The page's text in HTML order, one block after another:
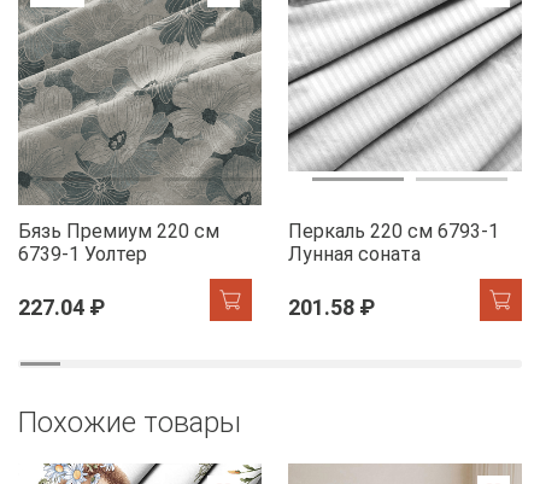
Бязь Премиум 220 см
6739-1 Уолтер
227.04 ₽
Перкаль 220 см 6793-1
Лунная соната
201.58 ₽
Похожие товары